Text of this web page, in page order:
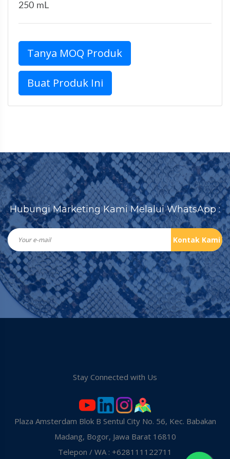
250 mL
Tanya MOQ Produk
Buat Produk Ini
Hubungi Marketing Kami Melalui WhatsApp :
Kontak Kami
Stay Connected with Us
Plaza Amsterdam Blok B Sentul City No. 56, Kec. Babakan
Madang, Bogor, Jawa Barat 16810
Telepon / WA : +628111122711